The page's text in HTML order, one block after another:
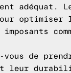
adéquat.
optimiser
de